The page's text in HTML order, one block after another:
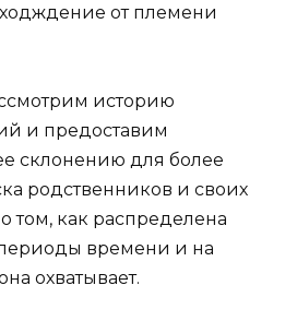
от племени
историю
и предоставим
склонению для более
родственников и своих
том, как распределена
времени и на
охватывает.